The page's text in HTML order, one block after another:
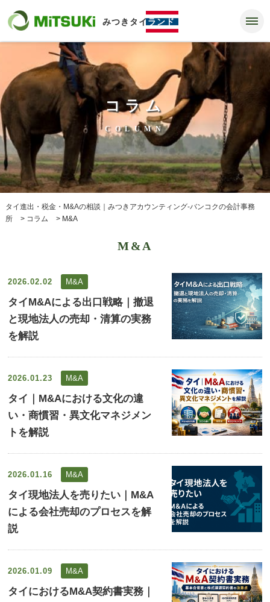
みつきタイ ランド
コラム
COLUMN
タイ進出・税金・M&Aの相談｜みつきアカウンティング-バンコクの会計事務
所
> コラム > M&A
M&A
2026.02.02 M&A
タイM&Aによる出口戦略｜撤退
と現地法人の売却・清算の実務
を解説
2026.01.23 M&A
タイ｜M&Aにおける文化の違
い・商慣習・異文化マネジメン
トを解説
2026.01.16 M&A
タイ現地法人を売りたい｜M&A
による会社売却のプロセスを解
説
2026.01.09 M&A
タイにおけるM&A契約書実務｜